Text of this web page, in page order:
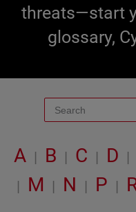
threats—start
glossary,
A | B | C | D |
| M | N | P |